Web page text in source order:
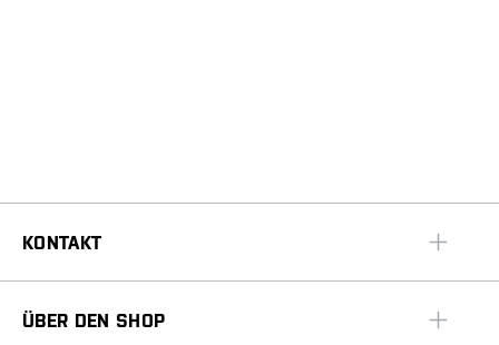
KONTAKT
ÜBER DEN SHOP